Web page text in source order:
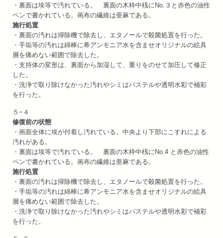
・裏面は埃等で汚れている。 裏面の木枠中桟にNo.３と赤色の油性
ペンで書かれている。画布の繊維は亜麻である。
施行処置
・裏面の汚れは掃除機で除去し、エタノールで殺菌処置を行った。
・手垢等の汚れは綿棒に希アンモニア水を含ませオリジナルの絵具
層を痛めない範囲で除去した。
・支持体の変形は、裏面から加湿して、重りをのせて加圧して修正
した。
・洗浄で取り除けなかった汚れやシミはパステルや透明水彩で補彩
を行った。
５−４
修復前の状態
・画面全体に埃が付着し汚れている。中央より下部にこすれによる
汚れがある。
・裏面は埃等で汚れている。 裏面の木枠中桟にNo.4 と赤色の油性
ペンで書かれている。画布の繊維は亜麻である。
施行処置
・裏面の汚れは掃除機で除去し、エタノールで殺菌処置を行った。
・手垢等の汚れは綿棒に希アンモニア水を含ませオリジナルの絵具
層を痛めない範囲で除去した。
・洗浄で取り除けなかった汚れやシミはパステルや透明水彩で補彩
を行った。